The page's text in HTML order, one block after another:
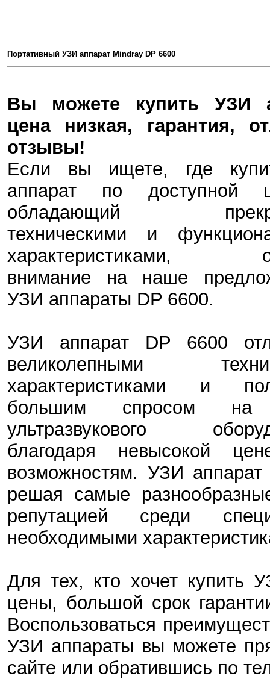
Портативный УЗИ аппарат Mindray DP 6600
Вы можете купить УЗИ
цена низкая, гарантия,
отзывы!
Если вы ищете, где
аппарат по доступной
обладающий
техническими и
характеристиками,
внимание на наше
УЗИ аппараты DP 6600.
УЗИ аппарат DP 6600
великолепными
характеристиками и
большим спросом на
ультразвукового
благодаря невысокой
возможностям. УЗИ аппарат
решая самые
репутацией среди
необходимыми
Для тех, кто хочет купить
цены, большой срок
Воспользоваться
УЗИ аппараты вы можете
сайте или обратившись по